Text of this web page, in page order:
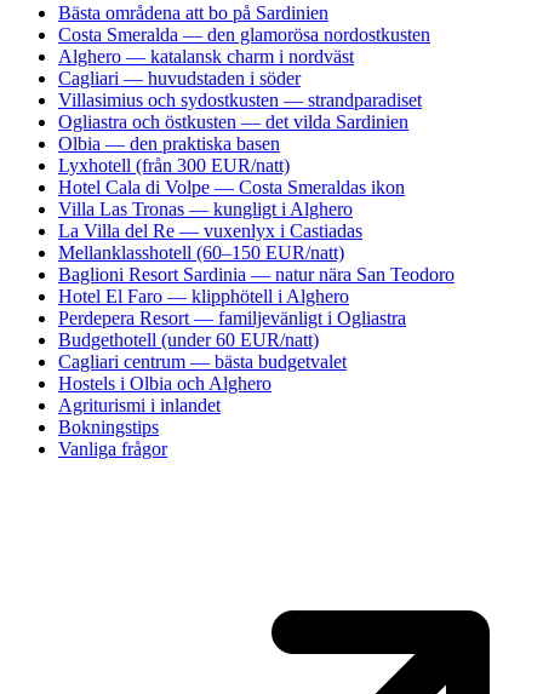
Bästa områdena att bo på Sardinien
Costa Smeralda — den glamorösa nordostkusten
Alghero — katalansk charm i nordväst
Cagliari — huvudstaden i söder
Villasimius och sydostkusten — strandparadiset
Ogliastra och östkusten — det vilda Sardinien
Olbia — den praktiska basen
Lyxhotell (från 300 EUR/natt)
Hotel Cala di Volpe — Costa Smeraldas ikon
Villa Las Tronas — kungligt i Alghero
La Villa del Re — vuxenlyx i Castiadas
Mellanklasshotell (60–150 EUR/natt)
Baglioni Resort Sardinia — natur nära San Teodoro
Hotel El Faro — klipphötell i Alghero
Perdepera Resort — familjevänligt i Ogliastra
Budgethotell (under 60 EUR/natt)
Cagliari centrum — bästa budgetvalet
Hostels i Olbia och Alghero
Agriturismi i inlandet
Bokningstips
Vanliga frågor